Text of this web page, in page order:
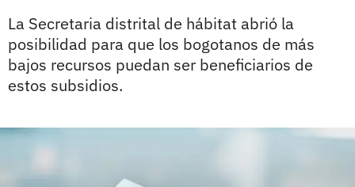
La Secretaria distrital de hábitat abrió la
posibilidad para que los bogotanos de más
bajos recursos puedan ser beneficiarios de
estos subsidios.